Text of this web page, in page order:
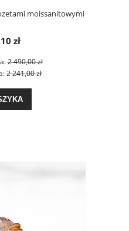
moissanitowymi
zł
2 490,00 zł
2 241,00 zł